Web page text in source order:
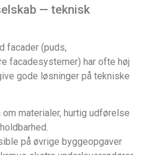
— teknisk
facader (puds,
facadesystemer) har ofte høj
gode løsninger på tekniske
materialer, hurtig udførelse
på øvrige byggeopgaver